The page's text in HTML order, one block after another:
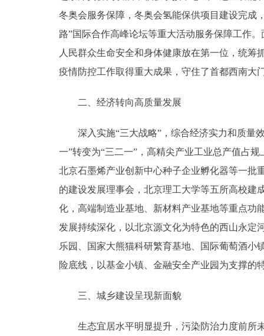
冬奥会服务保障，冬奥会氢能保供项目建设完成
路”国际合作高峰论坛等重大活动服务保障工作
人民群众生命安全和身体健康放在第一位，统
疫情防控工作取得重大成果，守住了首都西南大
二、经济转向高质量发展
深入实施“三大战略”，综合经济实力和质量效
一”转变为“三二一”，高精尖产业工业总产值占
北京石墨烯产业创新中心种子企业孵化器等一批
的建设发展理事会，北京理工大学等五所高校建
化，高端制造业基地、新材料产业基地等重点功
发展持续深化，以北京源文化为特色的西山永定
乐园、国家大熊猫科研繁育基地、国际葡萄酒小
险底线，以基金小镇、金融安全产业园为支撑的
三、城乡建设呈现新面貌
生态宜居水平明显提升，污染防治力度前所未